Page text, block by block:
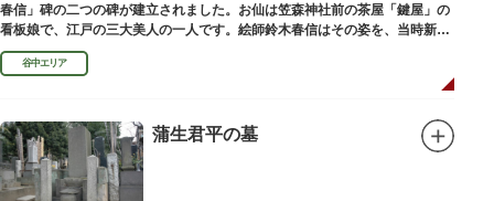
春信」碑の二つの碑が建立されました。お仙は笠森神社前の茶屋「鍵屋」の
看板娘で、江戸の三大美人の一人です。絵師鈴木春信はその姿を、当時新し
い絵画様式である多色刷り版画「錦絵」に描きました。
谷中エリア
蒲生君平の墓